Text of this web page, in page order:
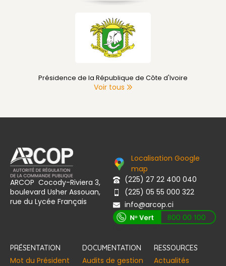
Primature de Côte d'Ivoire
Voir tous
ARCOP Cocody-Riviera 3,
boulevard Usher Assouan,
rue du Lycée Français
Localisation Google
map
(225) 27 22 400 040
(225) 05 55 000 322
info@arcop.ci
PRÉSENTATION
Mot du Président
DOCUMENTATION
Audits de gestion
RESSOURCES
Actualités